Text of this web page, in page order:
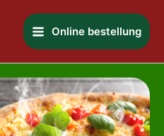
Main
Menu
Online bestellung